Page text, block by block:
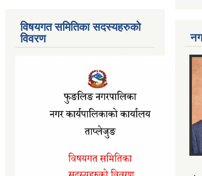
विषयगत समितिका सदस्यहरुको
विवरण